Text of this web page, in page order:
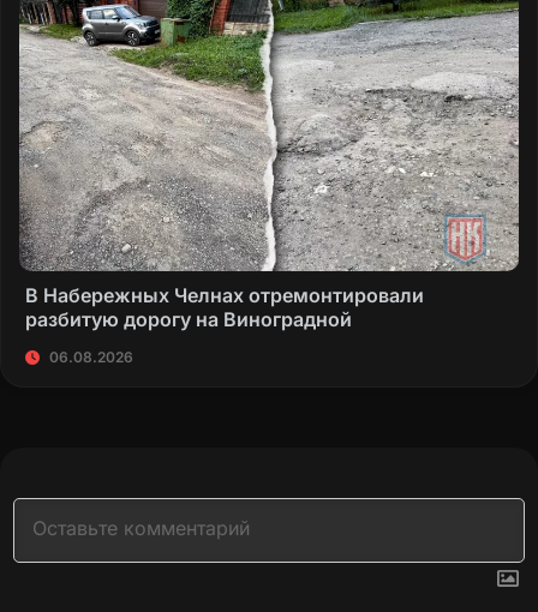
В Набережных Челнах отремонтировали
разбитую дорогу на Виноградной
06.08.2026